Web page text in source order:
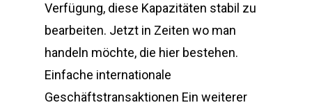
Verfügung, diese Kapazitäten stabil zu
bearbeiten. Jetzt in Zeiten wo man
handeln möchte, die hier bestehen.
Einfache internationale
Geschäftstransaktionen Ein weiterer